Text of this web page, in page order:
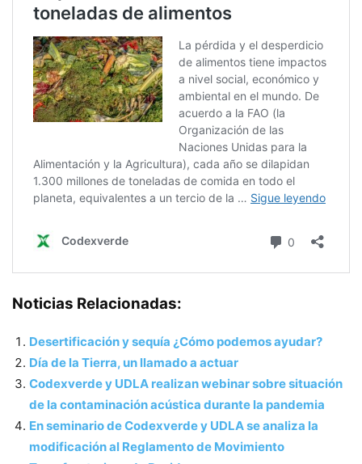
Noticias Relacionadas:
Desertificación y sequía ¿Cómo podemos ayudar?
Día de la Tierra, un llamado a actuar
Codexverde y UDLA realizan webinar sobre situación
de la contaminación acústica durante la pandemia
En seminario de Codexverde y UDLA se analiza la
modificación al Reglamento de Movimiento